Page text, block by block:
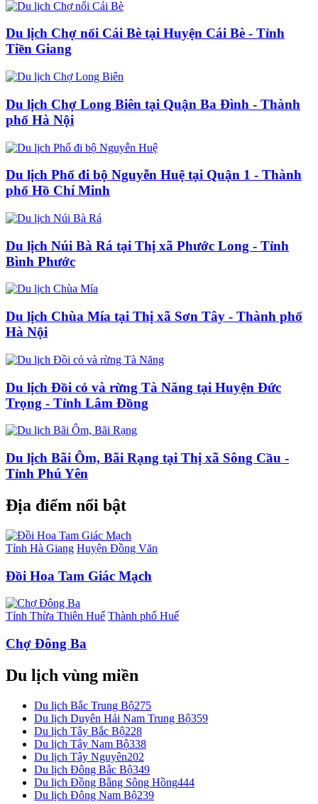
Du lịch Chợ nổi Cái Bè tại Huyện Cái Bè - Tỉnh
Tiền Giang
Du lịch Chợ Long Biên tại Quận Ba Đình - Thành
phố Hà Nội
Du lịch Phố đi bộ Nguyễn Huệ tại Quận 1 - Thành
phố Hồ Chí Minh
Du lịch Núi Bà Rá tại Thị xã Phước Long - Tỉnh
Bình Phước
Du lịch Chùa Mía tại Thị xã Sơn Tây - Thành phố
Hà Nội
Du lịch Đồi cỏ và rừng Tà Năng tại Huyện Đức
Trọng - Tỉnh Lâm Đồng
Du lịch Bãi Ôm, Bãi Rạng tại Thị xã Sông Cầu -
Tỉnh Phú Yên
Địa điểm nổi bật
Tỉnh Hà Giang Huyện Đồng Văn
Đồi Hoa Tam Giác Mạch
Tỉnh Thừa Thiên Huế Thành phố Huế
Chợ Đông Ba
Du lịch vùng miền
Du lịch Bắc Trung Bộ275
Du lịch Duyên Hải Nam Trung Bộ359
Du lịch Tây Bắc Bộ228
Du lịch Tây Nam Bộ338
Du lịch Tây Nguyên202
Du lịch Đông Bắc Bộ349
Du lịch Đồng Bằng Sông Hồng444
Du lịch Đông Nam Bộ239